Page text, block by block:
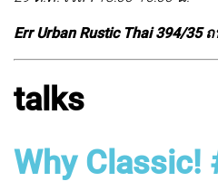
Err Urban Rustic Thai 394/35
talks
Why Classic!